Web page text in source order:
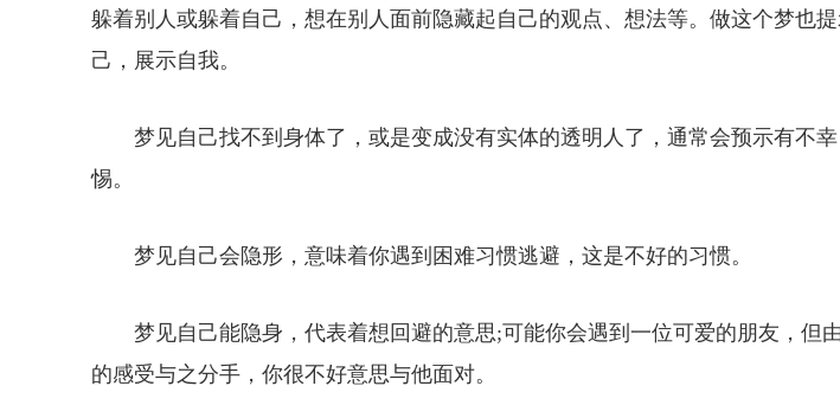
躲着别人或躲着自己，想在别人面前隐藏起自己的观点、想法等。做这个梦也
己，展示自我。
梦见自己找不到身体了，或是变成没有实体的透明人了，通常会预示有不
惕。
梦见自己会隐形，意味着你遇到困难习惯逃避，这是不好的习惯。
梦见自己能隐身，代表着想回避的意思;可能你会遇到一位可爱的朋友，但
的感受与之分手，你很不好意思与他面对。